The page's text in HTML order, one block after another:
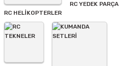
RC HELİKOPTERLER
RC YEDEK PARÇA